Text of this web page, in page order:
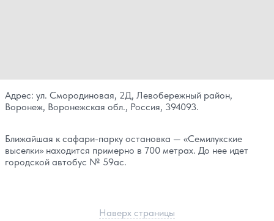
Адрес: ул. Смородиновая, 2Д, Левобережный район,
Воронеж, Воронежская обл., Россия, 394093.
Ближайшая к сафари-парку остановка — «Семилукские
выселки» находится примерно в 700 метрах. До нее идет
городской автобус № 59ас.
Наверх страницы